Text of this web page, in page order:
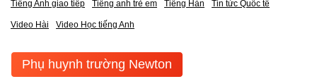
Tiếng Anh giao tiếp Tiếng anh trẻ em Tiếng Hàn Tin tức Quốc tế
Video Hài Video Học tiếng Anh
Phụ huynh trường Newton